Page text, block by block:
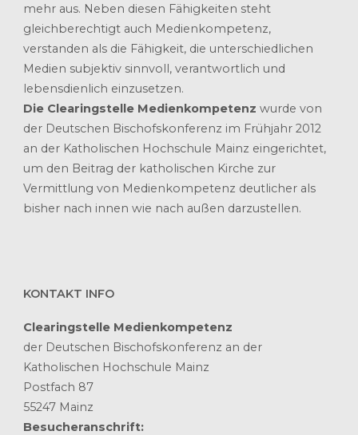
mehr aus. Neben diesen Fähigkeiten steht
gleichberechtigt auch Medienkompetenz,
verstanden als die Fähigkeit, die unterschiedlichen
Medien subjektiv sinnvoll, verantwortlich und
lebensdienlich einzusetzen.
Die Clearingstelle Medienkompetenz wurde von
der Deutschen Bischofskonferenz im Frühjahr 2012
an der Katholischen Hochschule Mainz eingerichtet,
um den Beitrag der katholischen Kirche zur
Vermittlung von Medienkompetenz deutlicher als
bisher nach innen wie nach außen darzustellen.
KONTAKT INFO
Clearingstelle Medienkompetenz
der Deutschen Bischofskonferenz an der
Katholischen Hochschule Mainz
Postfach 87
55247 Mainz
Besucheranschrift: